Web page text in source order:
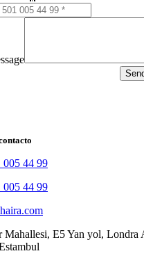
005 44 99
005 44 99
Mahallesi, E5 Yan yol, Londra